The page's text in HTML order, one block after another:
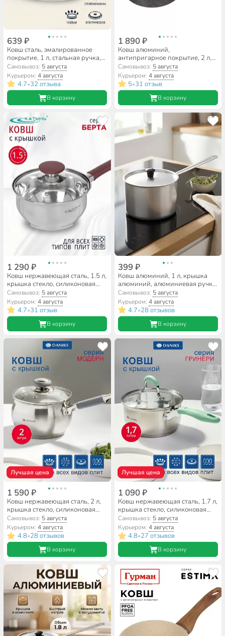
639 ₽
Ковш сталь, эмалированное
покрытие, 1 л, стальная ручка,
индукция, Керченский
металлургический завод,
Цветное печенье, 90104-072/4,
белый
Самовывоз: 5 августа
Курьером:4 августа
4.7•32 отзыва
В корзину
1 890 ₽
Ковш алюминий,
антипригарное покрытие, 2 л,
крышка стекло, бакелитовая
ручка, Горница, Гранит,
кш2011аг
Самовывоз: 5 августа
Курьером: 4 августа
5•31 отзыв
В корзину
1 290 ₽
Ковш нержавеющая сталь, 1.5 л,
крышка стекло, силиконовая
ручка, индукция, Катунь, Берта,
КТ15-К
Самовывоз: 5 августа
Курьером:4 августа
4.7•31 отзыв
В корзину
399 ₽
Ковш алюминий, 1 л, крышка
алюминий, алюминиевая ручка,
Scovo, МТ-064
Самовывоз: 5 августа
Курьером: 4 августа
4.7•28 отзывов
В корзину
Лучшая цена
1 590 ₽
Ковш нержавеющая сталь, 2 л,
крышка стекло, силиконовая
ручка, индукция, Daniks,
Модерн серый, SD-16SN
Самовывоз: 5 августа
Курьером:4 августа
4.8•28 отзывов
В корзину
Лучшая цена
1 090 ₽
Ковш нержавеющая сталь, 1.7 л,
крышка стекло, силиконовая
ручка, индукция, Daniks,
Гринери, SD-23-16SP, мятный
Самовывоз: 5 августа
Курьером: 4 августа
4.8•27 отзывов
В корзину